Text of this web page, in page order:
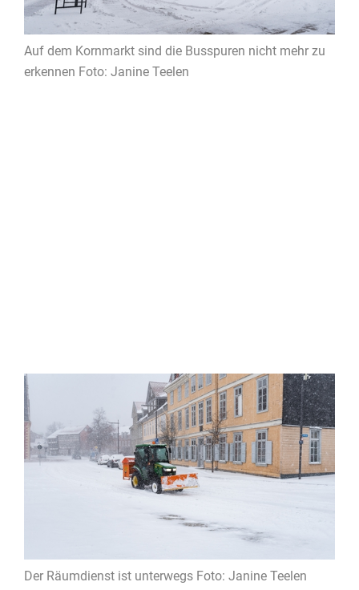
Auf dem Kornmarkt sind die Busspuren nicht mehr zu
erkennen Foto: Janine Teelen
Der Räumdienst ist unterwegs Foto: Janine Teelen